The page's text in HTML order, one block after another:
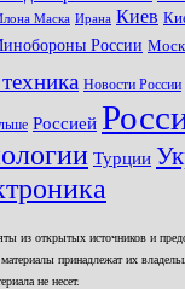
Маска Ирана Киев
России
Новости России
Россией
Турции
из открытых источников и
принадлежат их
не несет.